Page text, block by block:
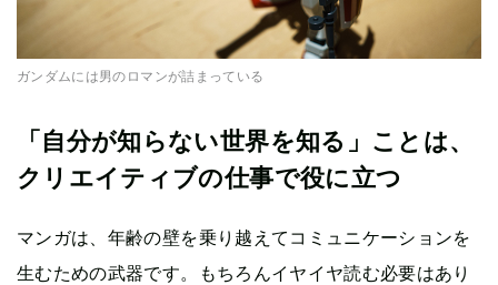
ガンダムには男のロマンが詰まっている
「自分が知らない世界を知る」ことは、
クリエイティブの仕事で役に立つ
マンガは、年齢の壁を乗り越えてコミュニケーションを
生むための武器です。もちろんイヤイヤ読む必要はあり